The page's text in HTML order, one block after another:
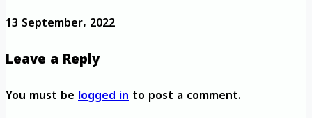
13 September، 2022
Leave a Reply
You must belogged into post a comment.